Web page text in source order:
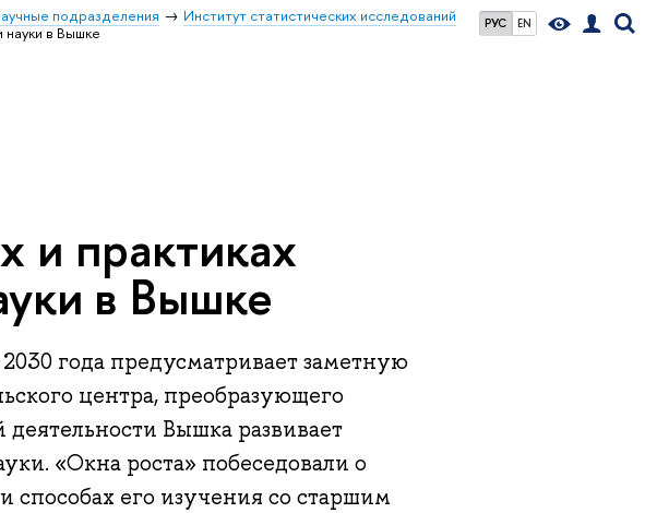
РУС EN
подразделения
Институт статистических исследований
науки в Вышке
и практиках
в Вышке
года предусматривает заметную
центра, преобразующего
Вышка развивает
«Окна роста» побеседовали о
его изучения со старшим